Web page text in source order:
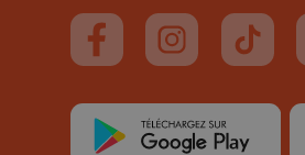
Suivez-nous sur FaceBook
Suivez-nous sur